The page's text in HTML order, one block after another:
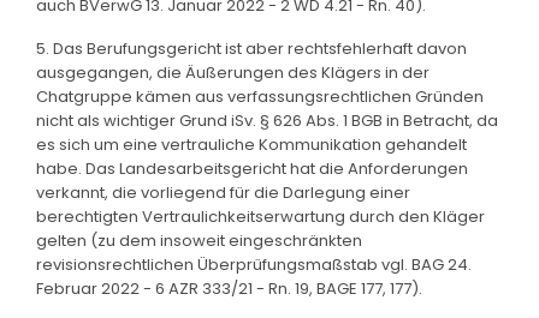
auch BVerwG 13. Januar 2022 - 2 WD 4.21 - Rn. 40).
5. Das Berufungsgericht ist aber rechtsfehlerhaft davon
ausgegangen, die Äußerungen des Klägers in der
Chatgruppe kämen aus verfassungsrechtlichen Gründen
nicht als wichtiger Grund iSv. § 626 Abs. 1 BGB in Betracht, da
es sich um eine vertrauliche Kommunikation gehandelt
habe. Das Landesarbeitsgericht hat die Anforderungen
verkannt, die vorliegend für die Darlegung einer
berechtigten Vertraulichkeitserwartung durch den Kläger
gelten (zu dem insoweit eingeschränkten
revisionsrechtlichen Überprüfungsmaßstab vgl. BAG 24.
Februar 2022 - 6 AZR 333/21 - Rn. 19, BAGE 177, 177).